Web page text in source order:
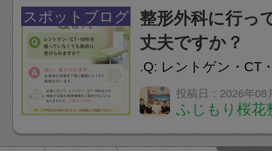
慣など様々です。痛
し、お一人おひとり
をご提案します。.#
スポットブログ
整形外科に行っ
丈夫ですか？
.Q: レントゲン・CT
いなくても施術は受
A: はい、受けられま
態を丁寧に確認した
投稿日：2026年08
ふじもり桜花